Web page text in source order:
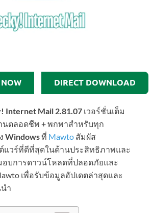
DIRECT DOWNLOAD
Internet Mail 2.81.07 เวอร์ชั่นเต็ม
นตลอดชีพ + พกพาสำหรับทุก
Windowsที่ Mawto สัมผัส
วร์ที่ดีที่สุดในด้านประสิทธิภาพและ
อบการดาวน์โหลดที่ปลอดภัยและ
เพื่อรับข้อมูลอัปเดตล่าสุดและ
ำ